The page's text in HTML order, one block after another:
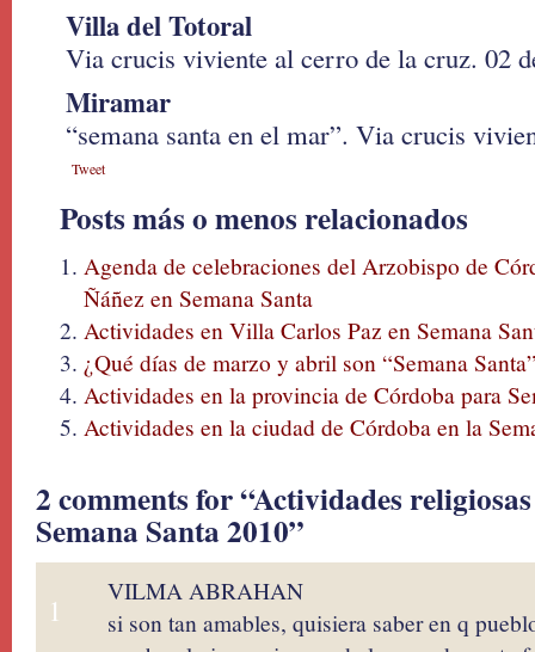
Villa del Totoral
Via crucis viviente al cerro de la cruz. 02
Miramar
“semana santa en el mar”. Via crucis
Tweet
Posts más o menos relacionados
Agenda de celebraciones del Arzobispo de
Ñáñez en Semana Santa
Actividades en Villa Carlos Paz en Semana
¿Qué días de marzo y abril son “Semana
Actividades en la provincia de Córdoba para
Actividades en la ciudad de Córdoba en la
2 comments for “Actividades
Semana Santa 2010”
1
VILMA ABRAHAN
si son tan amables, quisiera saber en q